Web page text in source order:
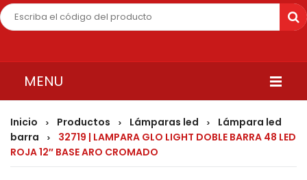
MENU
INICIO
QUIENES SOMOS
PRODUCTOS
Inicio > Productos > Lámparas led >
Lámpara led
barra
>
32719 | LAMPARA GLO LIGHT DOBLE BARRA 48 LED
ROJA 12″ BASE ARO CROMADO